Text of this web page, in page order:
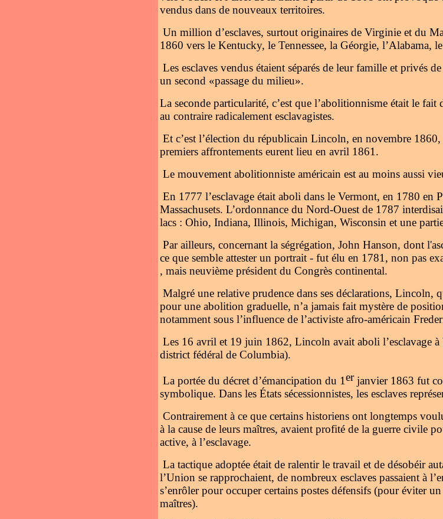
vendus dans de nouveaux territoires.
Un million d’esclaves, surtout originaires de Virginie et du
1860 vers le Kentucky, le Tennessee, la Géorgie, l’Alabama,
Les esclaves vendus étaient séparés de leur famille et privés
un second «passage du milieu».
La seconde particularité, c’est que l’abolitionnisme était le
au contraire radicalement esclavagistes.
Et c’est l’élection du républicain Lincoln, en novembre
premiers affrontements eurent lieu en avril 1861.
Le mouvement abolitionniste américain est au moins aussi
En 1777 l’esclavage était aboli dans le Vermont, en 1780 en
Massachusets. L’ordonnance du Nord-Ouest de 1787
lacs : Ohio, Indiana, Illinois, Michigan, Wisconsin et une
Par ailleurs, concernant la ségrégation, John Hanson, dont
ce que semble attester un portrait - fut élu en 1781, non pas
, mais neuvième président du Congrès continental.
Malgré une relative prudence dans ses déclarations, Lincoln,
pour une abolition graduelle, n’a jamais fait mystère de
notamment sous l’influence de l’activiste afro-américain
Les 16 avril et 19 juin 1862, Lincoln avait aboli l’esclavage
district fédéral de Columbia).
La portée du décret d’émancipation du 1erjanvier 1863 fut
symbolique. Dans les États sécessionnistes, les esclaves
Contrairement à ce que certains historiens ont longtemps
à la cause de leurs maîtres, avaient profité de la guerre civile
active, à l’esclavage.
La tactique adoptée était de ralentir le travail et de désobéir
l’Union se rapprochaient, de nombreux esclaves passaient à
s’enrôler pour occuper certains postes défensifs (pour éviter
maîtres).